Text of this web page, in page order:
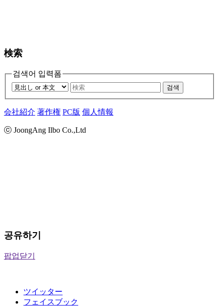
検索
검색어 입력폼
검색
会社紹介 著作権 PC版 個人情報
ⓒ JoongAng Ilbo Co.,Ltd
공유하기
팝업닫기
ツイッター
フェイスブック